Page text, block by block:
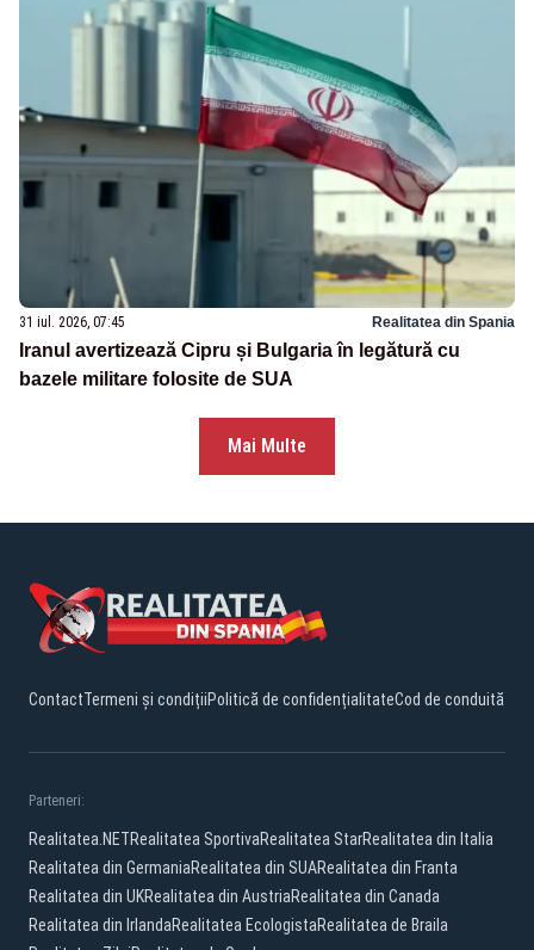
31 iul. 2026, 07:45 Realitatea din Spania
Iranul avertizează Cipru și Bulgaria în legătură cu
bazele militare folosite de SUA
Mai Multe
ContactTermeni și condițiiPolitică de confidențialitateCod de conduită
Parteneri:
Realitatea.NETRealitatea SportivaRealitatea StarRealitatea din Italia
Realitatea din GermaniaRealitatea din SUARealitatea din Franta
Realitatea din UKRealitatea din AustriaRealitatea din Canada
Realitatea din IrlandaRealitatea EcologistaRealitatea de Braila